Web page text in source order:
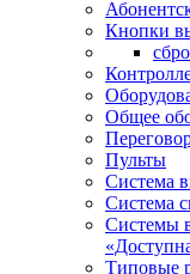
Кнопки
Общее
Пульты
Система
Система
Системы
Типовые